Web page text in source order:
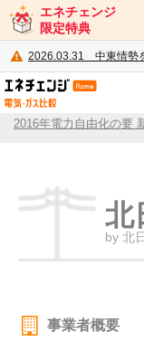
エネチェンジ
限定特典
2026.03.31
電
2016年電力自由化の要
北
by 北
事業者概要